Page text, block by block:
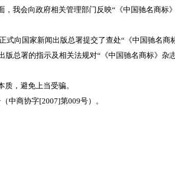
我会向政府相关管理部门反映“《中国驰名商标
向国家新闻出版总署提交了查处“《中国驰名商
总署的指示及相关法规对“《中国驰名商标》杂
，避免上当受骗。
商协字[2007]第009号）。